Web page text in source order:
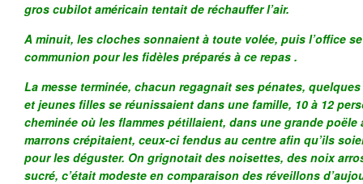
gros cubilot américain tentait de réchauffer l’air.
A minuit, les cloches sonnaient à toute volée, puis l’office
communion pour les fidèles préparés à ce repas .
La messe terminée, chacun regagnait ses pénates,
et jeunes filles se réunissaient dans une famille, 10 à 12
cheminée où les flammes pétillaient, dans une grande
marrons crépitaient, ceux-ci fendus au centre afin qu’ils
pour les déguster. On grignotait des noisettes, des noix
sucré, c’était modeste en comparaison des réveillons